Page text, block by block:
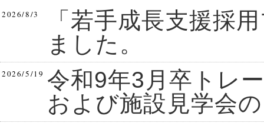
2026/8/3
「若手成長支援採
ました。
2026/5/19 令和9年3月卒トレ
および施設見学会